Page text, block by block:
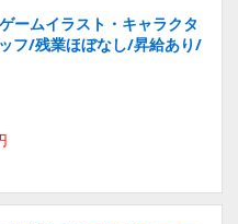
ームイラスト・キャラクタ
フ/残業ほぼなし/昇給あり/